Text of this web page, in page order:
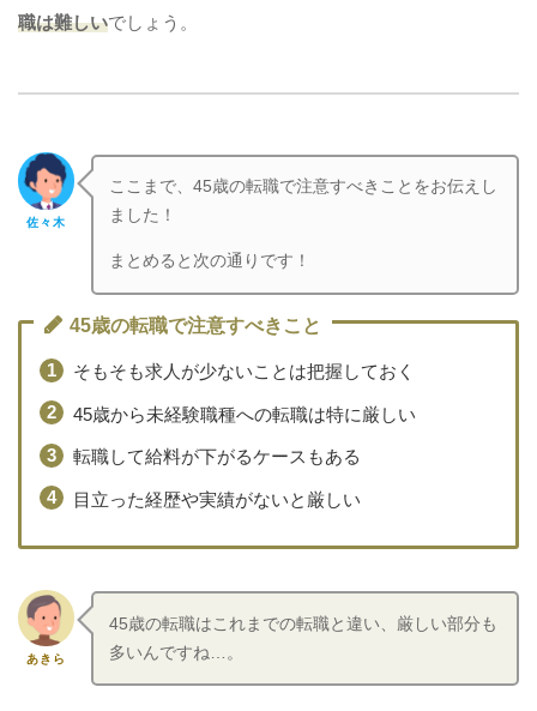
職は難しいでしょう。
佐々木
ここまで、45歳の転職で注意すべきことをお伝えし
ました！
まとめると次の通りです！
45歳の転職で注意すべきこと
そもそも求人が少ないことは把握しておく
45歳から未経験職種への転職は特に厳しい
転職して給料が下がるケースもある
目立った経歴や実績がないと厳しい
あきら
45歳の転職はこれまでの転職と違い、厳しい部分も
多いんですね…。